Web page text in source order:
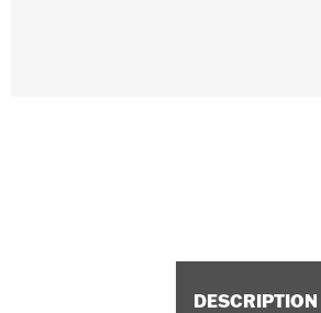
DESCRIPTION